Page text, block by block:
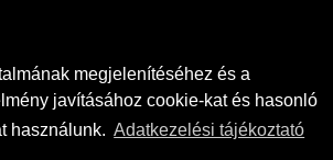
megjelenítéséhez és a
javításához cookie-kat és hasonló
használunk. Adatkezelési tájékoztató